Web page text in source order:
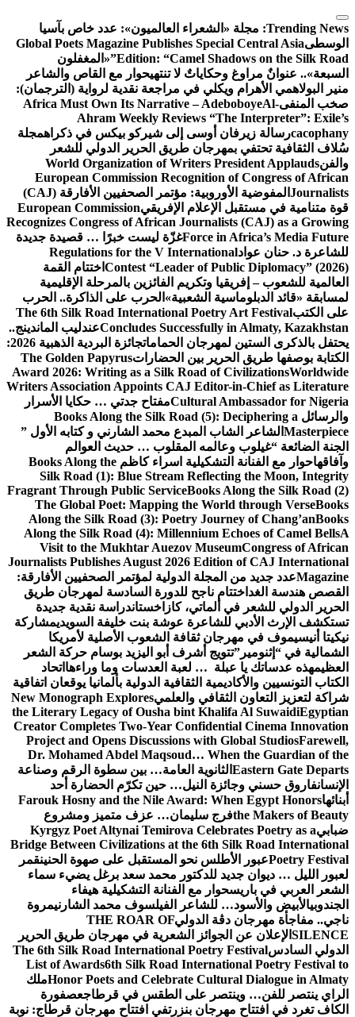
التجاوز
إلى
المحتوى
Trending News: مجلة «الشعراء العالميون»: عدد خاص بآسيا
الوسطىGlobal Poets Magazine Publishes Special Central Asia
Edition: “Camel Shadows on the Silk Road” «المغفلون
السبعة».. عنوانٌ مراوغ وحكاياتٌ لا تنتهيحوار مع القاص والشاعر
منير البولاهمي الأهرام ويكلي في مراجعة نقدية لرواية (الترجمان):
صخب المنفى
Africa Must Own Its Narrative – AdeboboyeAl-
Ahram Weekly Reviews “The Interpreter”: Exile’s
cacophanyرسالة زيرفان أوسى إلى شيركو بيكس في ذكراهمجلة
سُلاف الثقافية تحتفي بمهرجان طريق الحرير الدولي للشعر
والفنWorld Organization of Writers President Applauds
European Commission Recognition of Congress of African
Journalists
المفوضية الأوروبية: مؤتمر الصحفيين الأفارقة (CAJ)
قوة متنامية في مستقبل الإعلام الإفريقيEuropean Commission
Recognizes Congress of African Journalists (CAJ) as a Growing
Force in Africa’s Media Futureغزّة ليست خبرًا … قصيدة جديدة
للشاعرة د. حنان عوادRegulations for the V International
Contest “Leader of Public Diplomacy” (2026) اختتام القمة
العالمية للشعوب – إفريقيا وتكريم الفائزين بالمرحلة الإقليمية
لمسابقة «قائد الدبلوماسية الشعبية» الحرب على الذاكرة.. الحرب
على الكتبThe 6th Silk Road International Poetry Art Festival
Concludes Successfully in Almaty, Kazakhstanعندليب الماندينج..
يحتفل بالذكرى الستين لمهرجان الحمامات
جائزة البردية الذهبية 2026:
الكتابة بوصفها طريق الحرير بين الحضاراتThe Golden Papyrus
Award 2026: Writing as a Silk Road of CivilizationsWorldwide
Writers Association Appoints CAJ Editor-in-Chief as Literature
Cultural Ambassador for Nigeriaمفتاح جدتي … حكايا الأسرار
والرسائل Books Along the Silk Road (5): Deciphering a
Masterpiece الشاعر الشاب المبدع محمد الشارني و كتابه الأول ”
الجنة الضائعة “غيلوب وعالمه المقلوب … حديث العوالم
وآفاقهاحوار مع الفنانة التشكيلية اسراء كاظم Books Along the
Silk Road (1): Blue Stream Reflecting the Moon, Integrity
Fragrant Through Public ServiceBooks Along the Silk Road (2)
The Global Poet: Mapping the World through VerseBooks
Along the Silk Road (3): Poetry Journey of Chang’anBooks
Along the Silk Road (4): Millennium Echoes of Camel BellsA
Visit to the Mukhtar Auezov MuseumCongress of African
Journalists Publishes August 2026 Edition of CAJ International
Magazineعدد جديد من المجلة الدولية لمؤتمر الصحفيين الأفارقة:
القصص هندسة الغد اختتام ناجح للدورة السادسة لمهرجان طريق
الحرير الدولي للشعر في ألماتي، كازاخستاندراسة نقدية جديدة
تستكشف الإرث الأدبي للشاعرة عوشة بنت خليفة السويديمشاركة
نيكيتا أنيسيموف في مهرجان ثقافة الشعوب الأصلية لأمريكا
الشمالية في “إثنومير”تتويج أشرف أبو اليزيد بوسام حركة الشعر
العظيمهذه عدساتك يا عبلة … لعبة العدسات وما وراءها اتحاد
الكتاب التونسيين والأكاديمية الثقافية الدولية بألمانيا يوقعان اتفاقية
شراكة لتعزيز التعاون الثقافي والعلميNew Monograph Explores
the Literary Legacy of Ousha bint Khalifa Al SuwaidiEgyptian
Creator Completes Two-Year Confidential Cinema Innovation
Project and Opens Discussions with Global StudiosFarewell,
Dr. Mohamed Abdel Maqsoud… When the Guardian of the
Eastern Gate Departs الثانوية العامة… بين سطوة الرقم وصناعة
الإنسانفاروق حسني وجائزة النيل… حين تكرّم الحضارة أحد
أبنائهاFarouk Hosny and the Nile Award: When Egypt Honors
the Makers of Beautyفرج سليمان… عزف متميز ومشروع
ضبابيKyrgyz Poet Altynai Temirova Celebrates Poetry as a
Bridge Between Civilizations at the 6th Silk Road International
Poetry Festivalعبور الأطلس نحو المستقبل على صهوة الحنينقمر
لعبور الليل … ديوان جديد للدكتور محمد سعد برغل يضيء سماء
الشعر العربي في باريسحوار مع الفنانة التشكيلية هيفاء
الجندوبيالأبيض والأسود… للشاعر الفيلسوف محمد الشارنيمروة
ناجي.. مفاجأة مهرجان دڨة الدوليTHE ROAR OF
SILENCE الإعلان عن الجوائز الشعرية في مهرجان طريق الحرير
الدولي السادسThe 6th Silk Road International Poetry Festival
List of Awards6th Silk Road International Poetry Festival to
Honor Poets and Celebrate Cultural Dialogue in Almatyملك
الراي ينتصر للفن… وينتصر على الطقس في قرطاجعصفورة
الكاف تغرد في افتتاح مهرجان بنزرتفي افتتاح مهرجان قرطاج: نوبة